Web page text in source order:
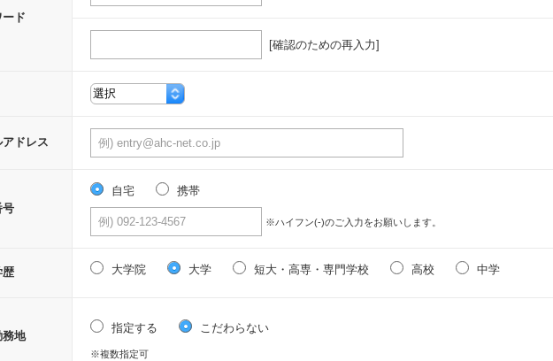
ド
[確認のための再入力]
アドレス
号
自宅 携帯
※ハイフン(-)のご入力をお願いします。
歴 大学院 大学 短大・高専・専門学校 高校 中学
務地
指定する こだわらない
※複数指定可